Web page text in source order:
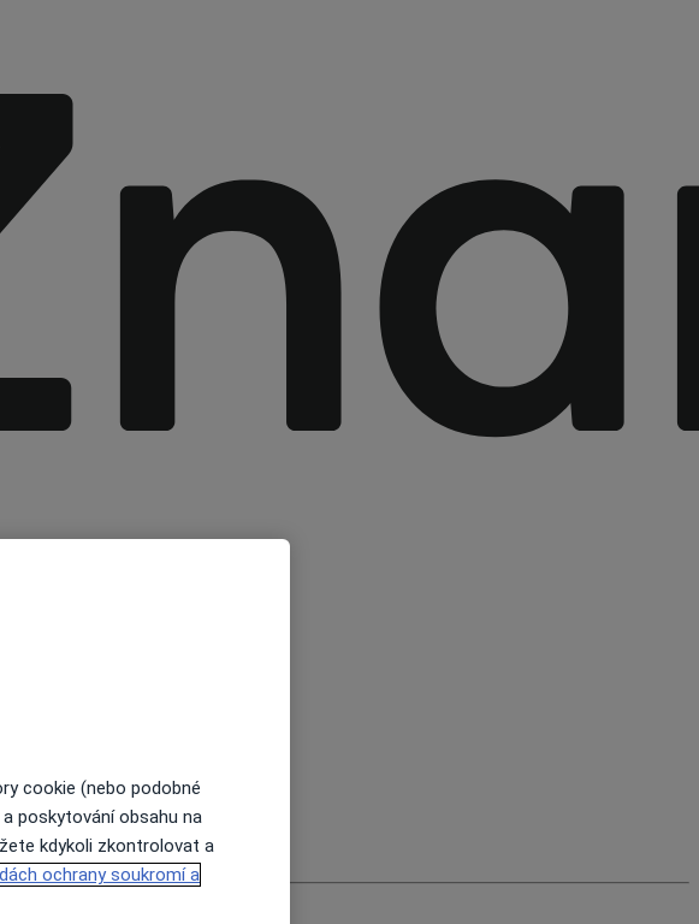
cookie (nebo podobné
poskytování obsahu na
kdykoli zkontrolovat a
ochrany soukromí a